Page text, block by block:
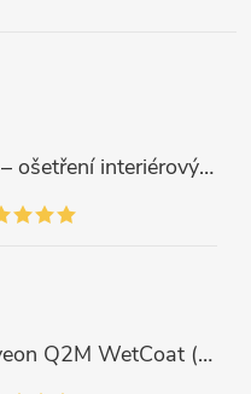
Koch Chemie Top Star 1 L – ošetření interiérových plastů, ochrana a matný vzhled
Rychloaplikační sealant Gyeon Q2M WetCoat (1 L)